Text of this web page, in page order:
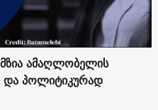
ამაღლობელის
და პოლიტიკურად